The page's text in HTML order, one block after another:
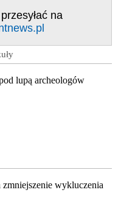
na
lupą archeologów
wykluczenia